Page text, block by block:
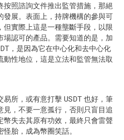
按照諮詢文件推出監管措施，那絕
發展。表面上，持牌機構的參與可
但實際上這是一種壟斷手段，以限
認可的產品。需要知道的是，加
，是因為它在中心化和去中心化
性地位，這是立法和監管無法取
所，或有意打擊 USDT 也好，筆
，不要一意孤行，否則只盲目追
幣失去其原有功效，最終只會雷聲
胎，成為幣圈笑話。